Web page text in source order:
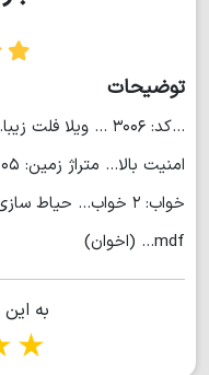
توضیحات
...کد: ۳۰۰۶ ... ویلا
خواب: ۲ خواب...
mdf... (اخوان)
به